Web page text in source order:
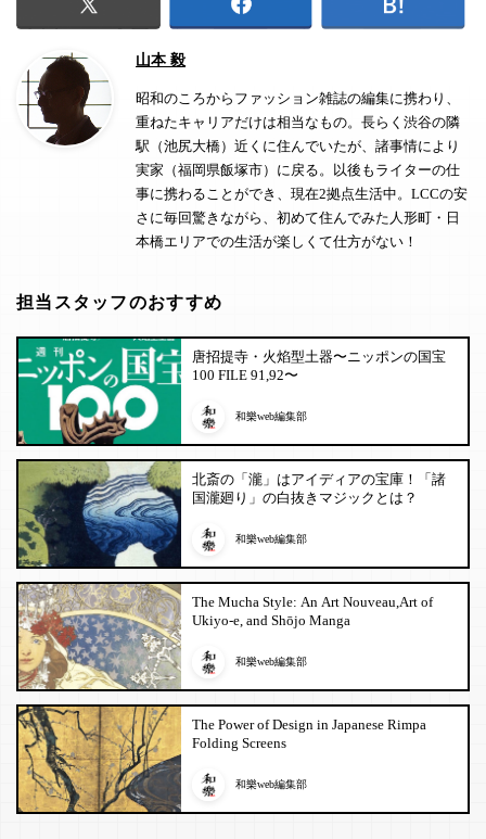
山本 毅
昭和のころからファッション雑誌の編集に携わり、
重ねたキャリアだけは相当なもの。長らく渋谷の隣
駅（池尻大橋）近くに住んでいたが、諸事情により
実家（福岡県飯塚市）に戻る。以後もライターの仕
事に携わることができ、現在2拠点生活中。LCCの安
さに毎回驚きながら、初めて住んでみた人形町・日
本橋エリアでの生活が楽しくて仕方がない！
担当スタッフのおすすめ
唐招提寺・火焰型土器〜ニッポンの国宝
100 FILE 91,92〜
和樂web編集部
北斎の「瀧」はアイディアの宝庫！「諸
国瀧廻り」の白抜きマジックとは？
和樂web編集部
The Mucha Style: An Art Nouveau,Art of
Ukiyo-e, and Shōjo Manga
和樂web編集部
The Power of Design in Japanese Rimpa
Folding Screens
和樂web編集部